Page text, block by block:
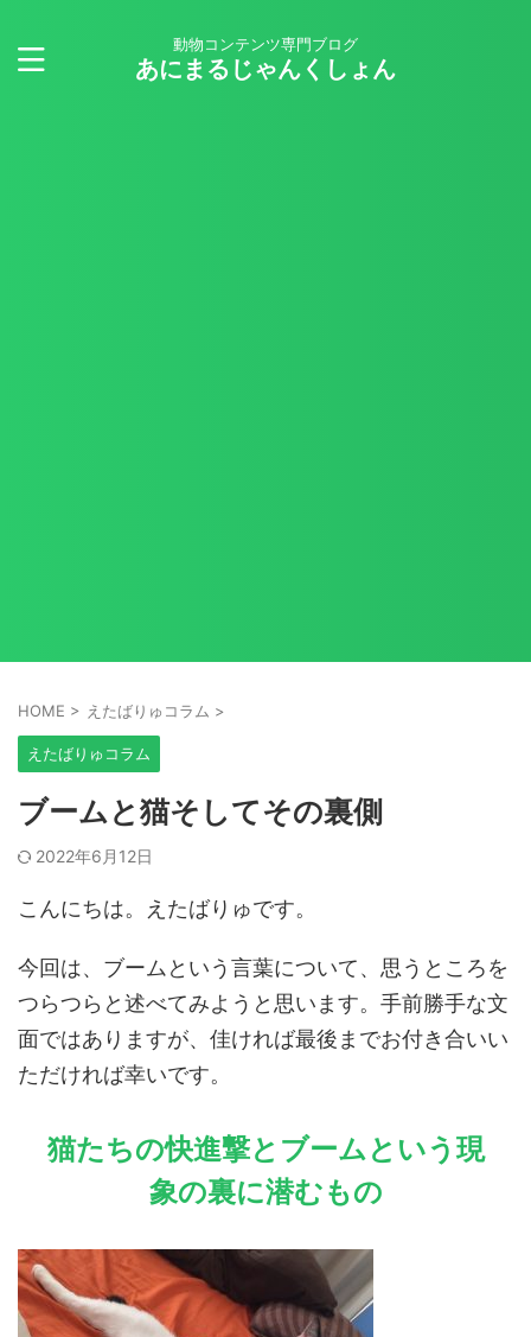
動物コンテンツ専門ブログ
あにまるじゃんくしょん
HOME > えたばりゅコラム >
えたばりゅコラム
ブームと猫そしてその裏側
2022年6月12日
こんにちは。えたばりゅです。
今回は、ブームという言葉について、思うところを
つらつらと述べてみようと思います。手前勝手な文
面ではありますが、佳ければ最後までお付き合いい
ただければ幸いです。
猫たちの快進撃とブームという現
象の裏に潜むもの